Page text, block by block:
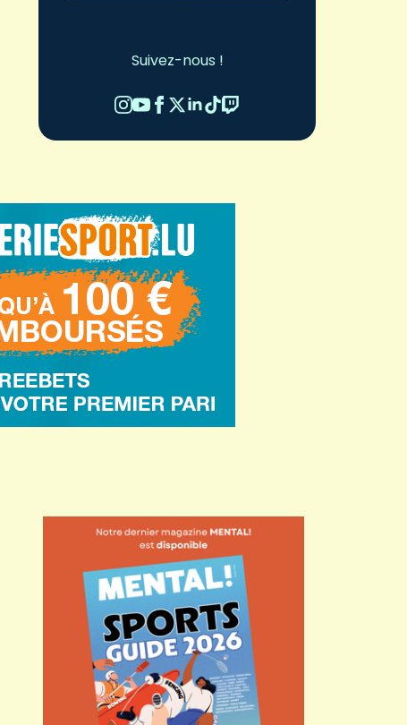
Suivez-nous !